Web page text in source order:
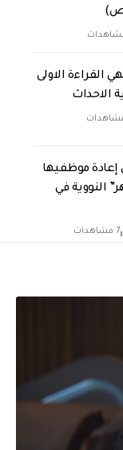
(ص)
القراءة الاولى
الاحداث
إعادة موظفيها
النووية في
7 مشاهدات